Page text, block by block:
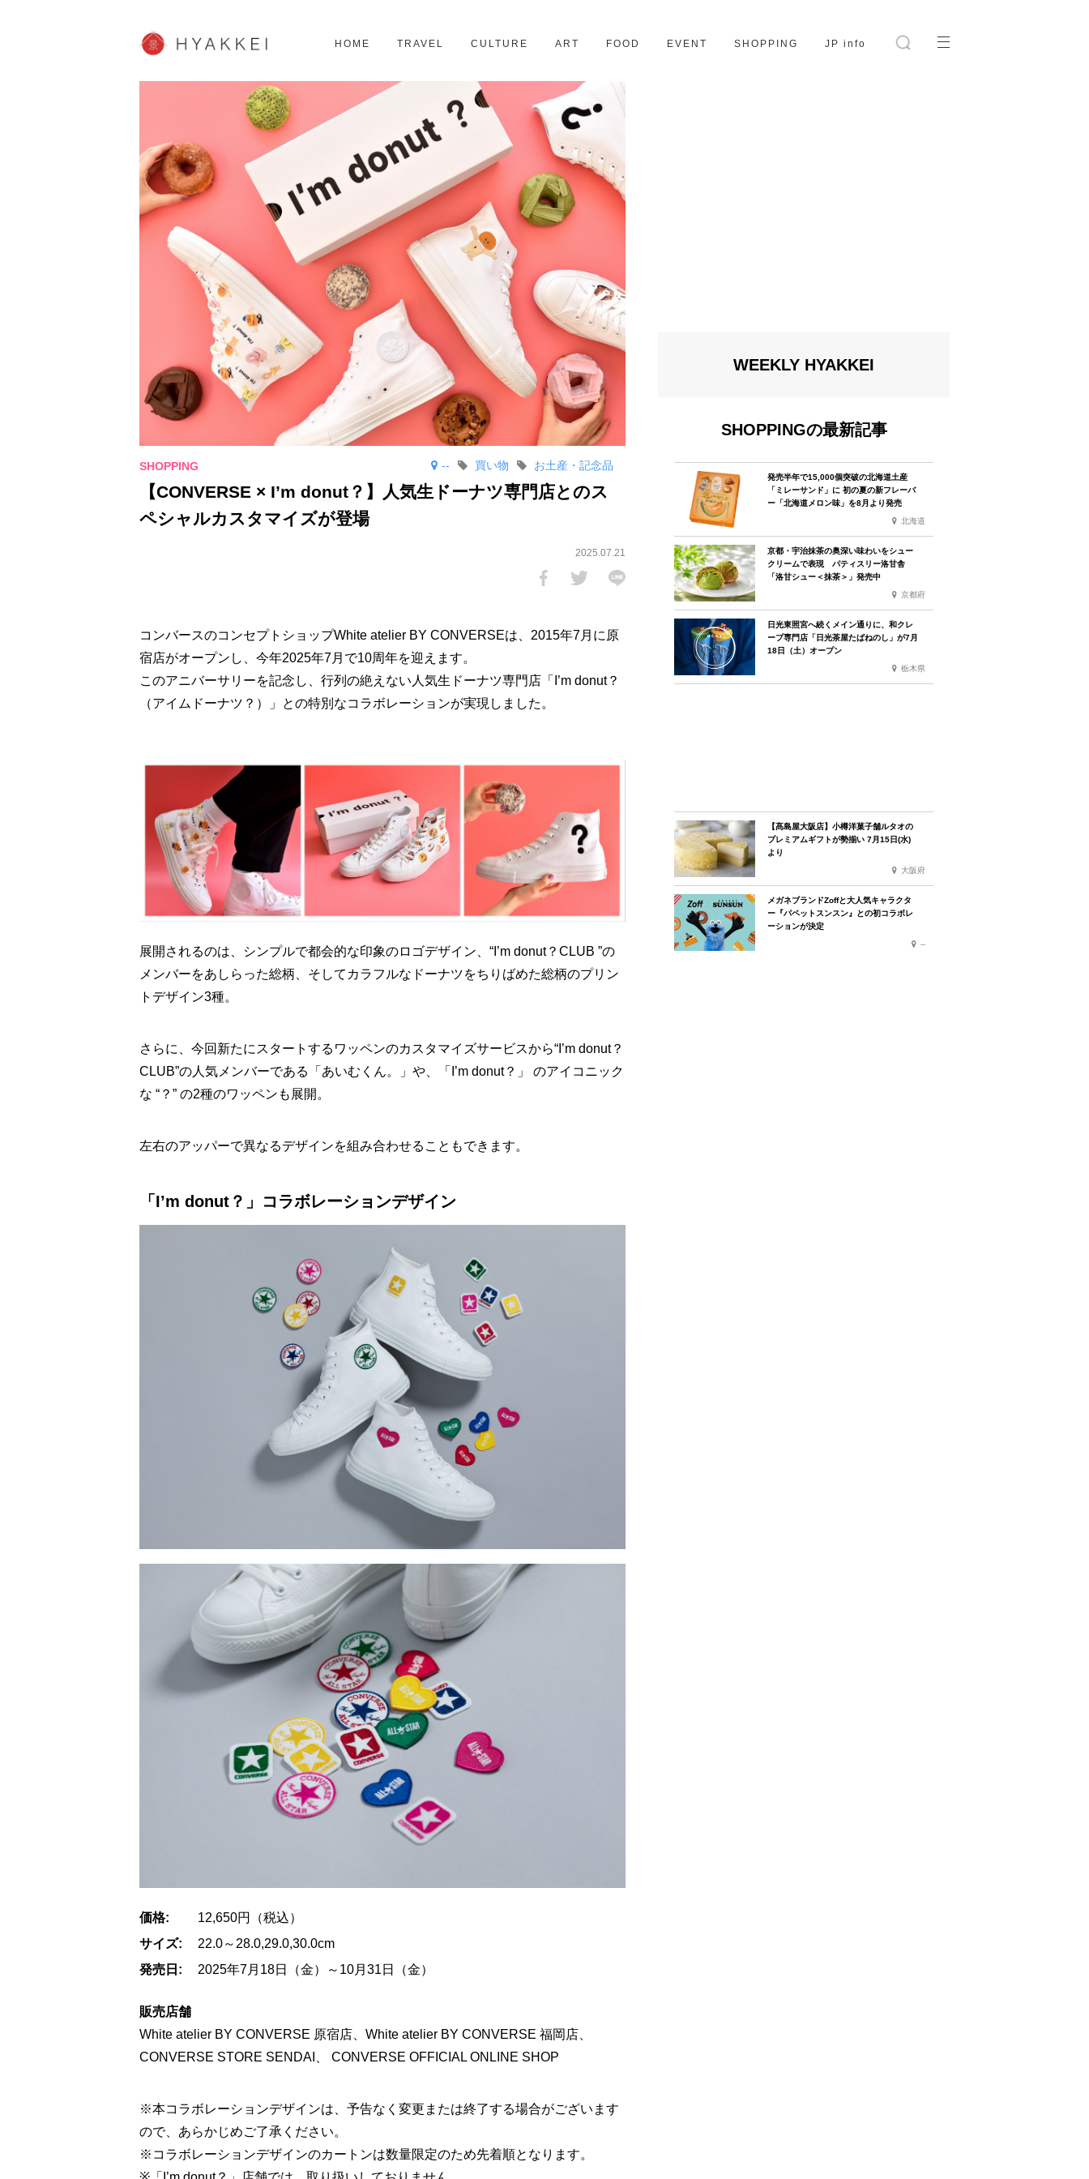
HOME TRAVEL CULTURE ART FOOD EVENT SHOPPING JP info
JP info
-- お土産・記念品
買い物
【CONVERSE × I’m donut？】人気生ドーナツ専門店とのス
ペシャルカスタマイズが登場
2025.07.21
コンバースのコンセプトショップWhite atelier BY CONVERSEは、2015年7月に原
宿店がオープンし、今年2025年7月で10周年を迎えます。
このアニバーサリーを記念し、行列の絶えない人気生ドーナツ専門店「I’m donut？
（アイムドーナツ？）」との特別なコラボレーションが実現しました。
展開されるのは、シンプルで都会的な印象のロゴデザイン、“I’m donut？CLUB ”の
メンバーをあしらった総柄、そしてカラフルなドーナツをちりばめた総柄のプリン
トデザイン3種。
さらに、今回新たにスタートするワッペンのカスタマイズサービスから“I’m donut？
CLUB”の人気メンバーである「あいむくん。」や、「I’m donut？」 のアイコニック
な “？” の2種のワッペンも展開。
左右のアッパーで異なるデザインを組み合わせることもできます。
「I’m donut？」コラボレーションデザイン
価格:
12,650円（税込）
サイズ:
22.0～28.0,29.0,30.0cm
発売日:
2025年7月18日（金）～10月31日（金）
販売店舗
White atelier BY CONVERSE 原宿店、White atelier BY CONVERSE 福岡店、
CONVERSE STORE SENDAI、 CONVERSE OFFICIAL ONLINE SHOP
※本コラボレーションデザインは、予告なく変更または終了する場合がございます
ので、あらかじめご了承ください。
※コラボレーションデザインのカートンは数量限定のため先着順となります。
WEEKLY HYAKKEI
SHOPPINGの最新記事
発売半年で15,000個突破の北海道土産
「ミレーサンド」に 初の夏の新フレーバ
ー「北海道メロン味」を8月より発売
北海道
京都・宇治抹茶の奥深い味わいをシュー
クリームで表現 パティスリー洛甘舎
「洛甘シュー＜抹茶＞」発売中
京都府
日光東照宮へ続くメイン通りに、和クレ
ープ専門店「日光茶屋たばねのし」が7月
18日（土）オープン
栃木県
【髙島屋大阪店】小樽洋菓子舗ルタオの
プレミアムギフトが勢揃い 7月15日(水)
より
大阪府
メガネブランドZoffと大人気キャラクタ
ー『パペットスンスン』との初コラボレ
ーションが決定
--